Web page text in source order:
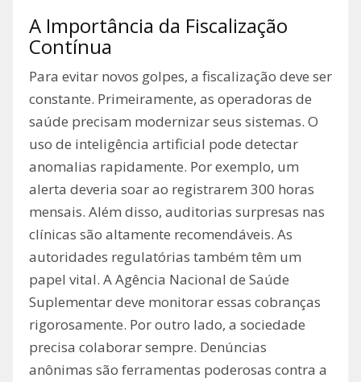
A Importância da Fiscalização
Contínua
Para evitar novos golpes, a fiscalização deve ser
constante. Primeiramente, as operadoras de
saúde precisam modernizar seus sistemas. O
uso de inteligência artificial pode detectar
anomalias rapidamente. Por exemplo, um
alerta deveria soar ao registrarem 300 horas
mensais. Além disso, auditorias surpresas nas
clínicas são altamente recomendáveis. As
autoridades regulatórias também têm um
papel vital. A Agência Nacional de Saúde
Suplementar deve monitorar essas cobranças
rigorosamente. Por outro lado, a sociedade
precisa colaborar sempre. Denúncias
anônimas são ferramentas poderosas contra a